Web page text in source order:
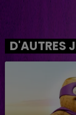
D'AUTRES